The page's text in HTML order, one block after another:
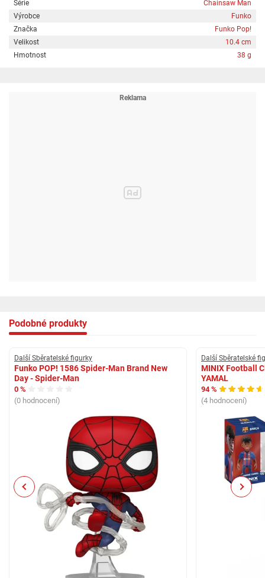
Série
Chainsaw Man
Výrobce
Funko
Značka
Funko Pop!
Velikost
10.4 cm
Hmotnost
38 g
Podobné produkty
Další Sběratelské figurky
Funko POP! 1586 Spider-Man Brand New
Day - Spider-Man
0 %
(0 hodnocení)
Další Sběratelské
MINIX Football
YAMAL
94 %
(4 hodnocení)
Previous Next